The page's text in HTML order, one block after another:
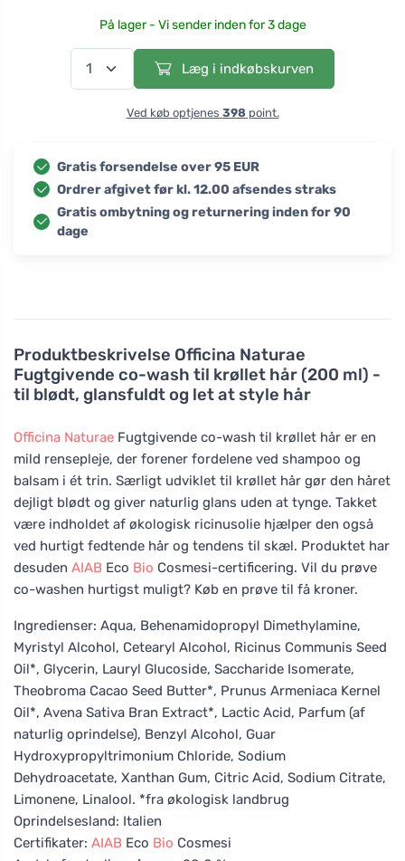
Produktbeskrivelse Officina Naturae
Fugtgivende co-wash til krøllet hår (200 ml) -
til blødt, glansfuldt og let at style hår
Officina Naturae Fugtgivende co-wash til krøllet hår er en
mild rensepleje, der forener fordelene ved shampoo og
balsam i ét trin. Særligt udviklet til krøllet hår gør den håret
dejligt blødt og giver naturlig glans uden at tynge. Takket
være indholdet af økologisk ricinusolie hjælper den også
ved hurtigt fedtende hår og tendens til skæl. Produktet har
desuden AIAB Eco Bio Cosmesi-certificering. Vil du prøve
co-washen hurtigst muligt? Køb en prøve til få kroner.
Ingredienser: Aqua, Behenamidopropyl Dimethylamine,
Myristyl Alcohol, Cetearyl Alcohol, Ricinus Communis Seed
Oil*, Glycerin, Lauryl Glucoside, Saccharide Isomerate,
Theobroma Cacao Seed Butter*, Prunus Armeniaca Kernel
Oil*, Avena Sativa Bran Extract*, Lactic Acid, Parfum (af
naturlig oprindelse), Benzyl Alcohol, Guar
Hydroxypropyltrimonium Chloride, Sodium
Dehydroacetate, Xanthan Gum, Citric Acid, Sodium Citrate,
Limonene, Linalool. *fra økologisk landbrug
Oprindelsesland: Italien
Certifikater: AIAB Eco Bio Cosmesi
På lager - Vi sender inden for 3 dage
Læg i indkøbskurven
Ved køb optjenes 398point.
Gratis forsendelse over 95 EUR
Ordrer afgivet før kl. 12.00 afsendes straks
Gratis ombytning og returnering inden for 90
dage